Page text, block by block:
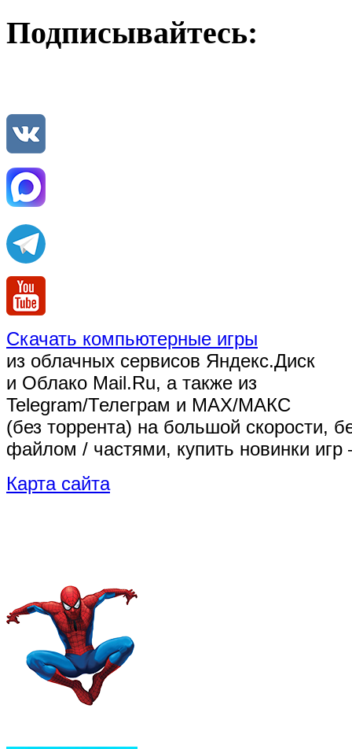
Подписывайтесь:
Скачать компьютерные игры
из облачных сервисов Яндекс.Диск
и Облако Mail.Ru, а также из
Telegram/Телеграм и MAX/МАКС
(без торрента) на большой скорости,
файлом / частями, купить новинки
Карта сайта